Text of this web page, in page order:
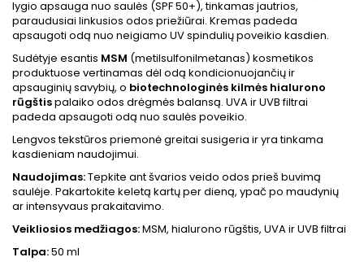
lygio apsauga nuo saulės (SPF 50+), tinkamas jautrios,
paraudusiai linkusios odos priežiūrai. Kremas padeda
apsaugoti odą nuo neigiamo UV spindulių poveikio kasdien.
Sudėtyje esantis MSM (metilsulfonilmetanas) kosmetikos
produktuose vertinamas dėl odą kondicionuojančių ir
apsauginių savybių, o biotechnologinės kilmės hialurono
rūgštispalaiko odos drėgmės balansą. UVA ir UVB filtrai
padeda apsaugoti odą nuo saulės poveikio.
Lengvos tekstūros priemonė greitai susigeria ir yra tinkama
kasdieniam naudojimui.
Naudojimas:Tepkite ant švarios veido odos prieš buvimą
saulėje. Pakartokite keletą kartų per dieną, ypač po maudynių
ar intensyvaus prakaitavimo.
Veikliosios medžiagos:MSM, hialurono rūgštis, UVA ir UVB filtrai
Talpa:50 ml